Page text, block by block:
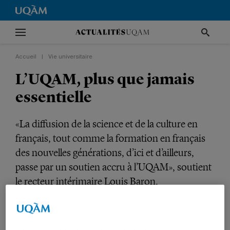
Accueil Vie universitaire
L’UQAM, plus que jamais
essentielle
«La diffusion de la science et de la culture en
français, tout comme la formation en français
des nouvelles générations, d’ici et d’ailleurs,
passe par un soutien accru à l’UQAM», soutient
le recteur intérimaire Louis Baron.
VIE UNIVERSITAIRE